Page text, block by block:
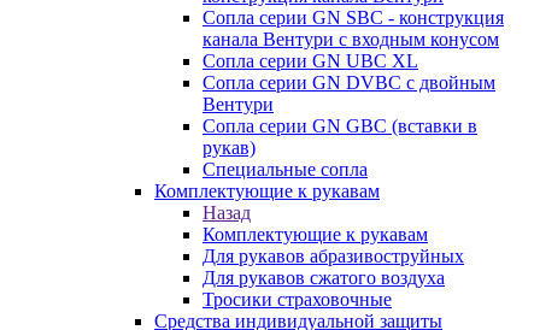
Сопла серии GN SBC - конструкция
канала Вентури c входным конусом
Сопла серии GN UBC XL
Сопла серии GN DVBC с двойным
Вентури
Сопла серии GN GBC (вставки в
рукав)
Специальные сопла
Комплектующие к рукавам
Назад
Комплектующие к рукавам
Для рукавов абразивоструйных
Для рукавов сжатого воздуха
Тросики страховочные
Средства индивидуальной защиты